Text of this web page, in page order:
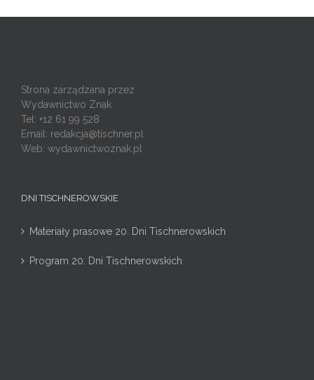
Strona zarządzana przez
Wydawnictwo Znak
Tel: +12 61 99 528
Email: redakcja@tischner.pl
Web: wydawnictwoznak.pl
DNI TISCHNEROWSKIE
Materiały prasowe 20. Dni Tischnerowskich
Program 20. Dni Tischnerowskich